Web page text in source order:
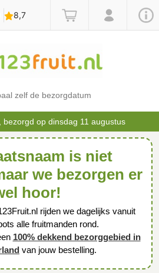
zelf de bezorgdatum
bezorgd op dinsdag 11 augustus
is niet
we bezorgen er
hoor!
rijden we dagelijks vanuit
alle fruitmanden rond.
100% dekkend bezorggebied in
van jouw bestelling.